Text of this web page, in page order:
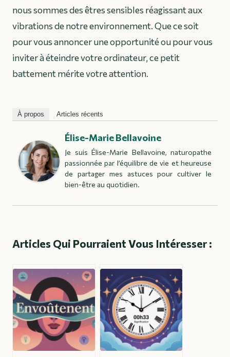
nous sommes des êtres sensibles réagissant aux
vibrations de notre environnement. Que ce soit
pour vous annoncer une opportunité ou pour vous
inviter à éteindre votre ordinateur, ce petit
battement mérite votre attention.
À propos Articles récents
Élise-Marie Bellavoine
Je suis Élise-Marie Bellavoine, naturopathe
passionnée par l’équilibre de vie et heureuse
de partager mes astuces pour cultiver le
bien-être au quotidien.
Articles Qui Pourraient Vous Intéresser :